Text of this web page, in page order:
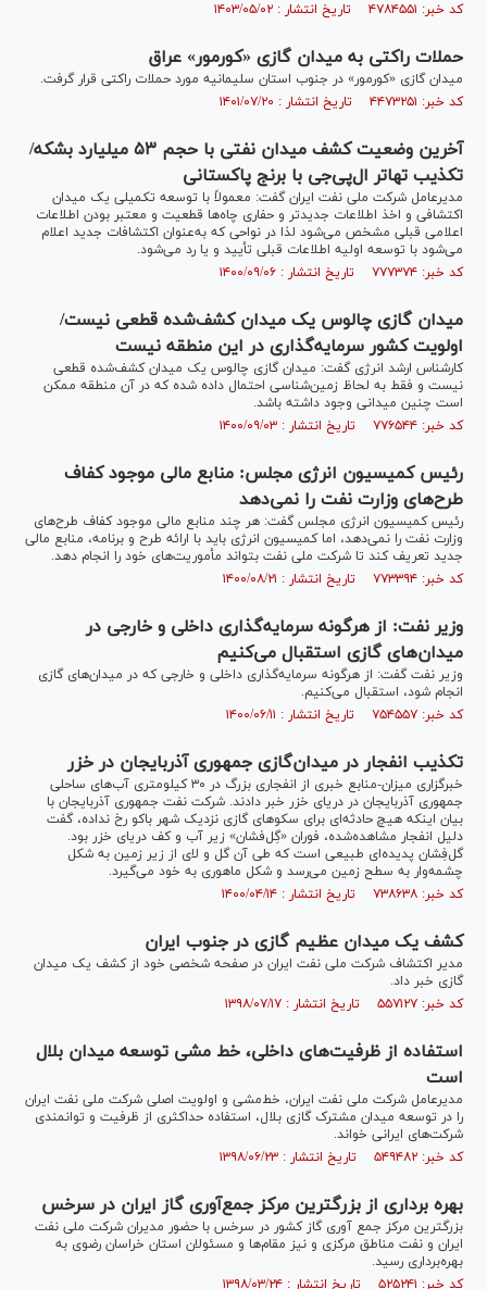
کد خبر: ۴۷۸۴۵۵۱ تاریخ انتشار : ۱۴۰۳/۰۵/۰۲
حملات راکتی به میدان گازی «کورمور» عراق
میدان گازی «کورمور» در جنوب استان سلیمانیه مورد حملات راکتی قرار گرفت.
کد خبر: ۴۴۷۳۲۵۱ تاریخ انتشار : ۱۴۰۱/۰۷/۲۰
آخرین وضعیت کشف میدان نفتی با حجم ۵۳ میلیارد بشکه/
تکذیب تهاتر ال‌پی‌جی با برنج پاکستانی
مدیرعامل شرکت ملی نفت ایران گفت: معمولاً با توسعه تکمیلی یک میدان
اکتشافی و اخذ اطلاعات جدیدتر و حفاری چاه‌ها قطعیت و معتبر بودن اطلاعات
اعلامی قبلی مشخص می‌شود لذا در نواحی که به‌عنوان اکتشافات جدید اعلام
می‌شود با توسعه اولیه اطلاعات قبلی تأیید و یا رد می‌شود.
کد خبر: ۷۷۷۳۷۴ تاریخ انتشار : ۱۴۰۰/۰۹/۰۶
میدان گازی چالوس یک میدان کشف‌شده قطعی نیست/
اولویت کشور سرمایه‌گذاری در این منطقه نیست
کارشناس ارشد انرژی گفت: میدان گازی چالوس یک میدان کشف‌شده قطعی
نیست و فقط به لحاظ زمین‌شناسی احتمال داده شده که در آن منطقه ممکن
است چنین میدانی وجود داشته باشد.
کد خبر: ۷۷۶۵۴۴ تاریخ انتشار : ۱۴۰۰/۰۹/۰۳
رئیس کمیسیون انرژی مجلس: منابع مالی موجود کفاف
طرح‌های وزارت نفت را نمی‌دهد
رئیس کمیسیون انرژی مجلس گفت: هر چند منابع مالی موجود کفاف طرح‌های
وزارت نفت را نمی‌دهد، اما کمیسیون انرژی باید با ارائه طرح و برنامه، منابع مالی
جدید تعریف کند تا شرکت ملی نفت بتواند مأموریت‌های خود را انجام دهد.
کد خبر: ۷۷۳۳۹۴ تاریخ انتشار : ۱۴۰۰/۰۸/۲۱
وزیر نفت: از هرگونه سرمایه‌گذاری داخلی و خارجی در
میدان‌های گازی استقبال می‌کنیم
وزیر نفت گفت: از هرگونه سرمایه‌گذاری داخلی و خارجی که در میدان‌های گازی
انجام شود، استقبال می‌کنیم.
کد خبر: ۷۵۴۵۵۷ تاریخ انتشار : ۱۴۰۰/۰۶/۱۱
تکذیب انفجار در میدان‌گازی جمهوری آذربایجان در خزر
خبرگزاری میزان-منابع خبری از انفجاری بزرگ در ۳۰ کیلومتری آب‌های ساحلی
جمهوری آذربایجان در دریای خزر خبر دادند. شرکت نفت جمهوری آذربایجان با
بیان اینکه هیچ حادثه‌ای برای سکو‌های گازی نزدیک شهر باکو رخ نداده، گفت
دلیل انفجار مشاهده‌شده، فوران «گِل‌فشان» زیر آب و کف دریای خزر بود.
گل‌فِشان پدیده‌‏ای طبیعی است که طی آن گل‏ و لای از زیر زمین به شکل
چشمه‌وار به سطح زمین می‌رسد و شکل ماهوری به خود می‏‌گیرد.
کد خبر: ۷۳۸۶۳۸ تاریخ انتشار : ۱۴۰۰/۰۴/۱۴
کشف یک میدان عظیم گازی در جنوب ایران
مدیر اکتشاف شرکت ملی نفت ایران در صفحه شخصی خود از کشف یک میدان
گازی خبر داد.
کد خبر: ۵۵۷۱۲۷ تاریخ انتشار : ۱۳۹۸/۰۷/۱۷
استفاده از ظرفیت‌های داخلی، خط‌ مشی توسعه میدان بلال
است
مدیرعامل شرکت ملی نفت ایران، خط‌مشی و اولویت اصلی شرکت ملی نفت ایران
را در توسعه میدان مشترک گازی بلال، استفاده حداکثری از ظرفیت و توانمندی
شرکت‌های ایرانی خواند.
کد خبر: ۵۴۹۴۸۲ تاریخ انتشار : ۱۳۹۸/۰۶/۲۳
بهره برداری از بزرگترین مرکز جمع‌آوری گاز ایران در سرخس
بزرگترین مرکز جمع آوری گاز کشور در سرخس با حضور مدیران شرکت ملی نفت
ایران و نفت مناطق مرکزی و نیز مقام‌ها و مسئولان استان خراسان رضوی به
بهره‌برداری رسید.
کد خبر: ۵۲۵۲۴۱ تاریخ انتشار : ۱۳۹۸/۰۳/۲۴